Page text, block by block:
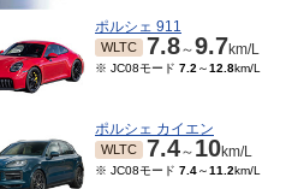
ポルシェ 911
WLTC 7.8～9.7km/L
※ JC08モード 7.2 ～12.8km/L
ポルシェ カイエン
WLTC 7.4～ 10km/L
※ JC08モード 7.4～11.2km/L